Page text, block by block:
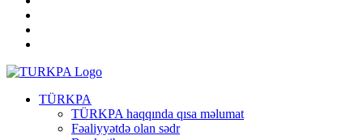
TÜRKPA
TÜRKPA haqqında qısa məlumat
Fəaliyyətdə olan sədr